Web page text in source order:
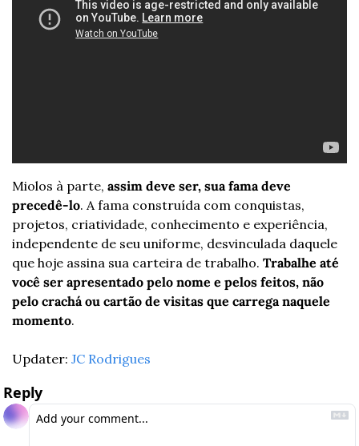
Miolos à parte, assim deve ser, sua fama deve
precedê-lo. A fama construída com conquistas,
projetos, criatividade, conhecimento e experiência,
independente de seu uniforme, desvinculada daquele
que hoje assina sua carteira de trabalho. Trabalhe até
você ser apresentado pelo nome e pelos feitos, não
pelo crachá ou cartão de visitas que carrega naquele
momento.
Updater: JC Rodrigues
Reply